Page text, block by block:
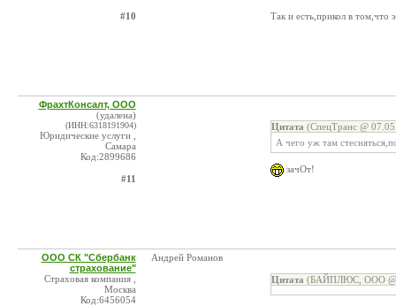
#10 Так и есть,прикол в том,что
ФрахтКонсалт, ООО
(удалена)
(ИНН:6318191904)
Юридические услуги ,
Самара
Код:2899686
#11
Цитата (СпецТранс @
А чего уж там
зачОт!
ООО СК "Сбербанк
страхование"
Страховая компания ,
Москва
Код:6456054
Андрей Романов
Цитата (БАЙПЛЮС, ООО @